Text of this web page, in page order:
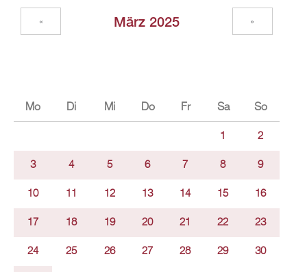
März 2025
« »
Mo Di Mi Do Fr Sa So
1 2
3 4 5 6 7 8 9
10 11 12 13 14 15 16
17 18 19 20 21 22 23
24 25 26 27 28 29 30